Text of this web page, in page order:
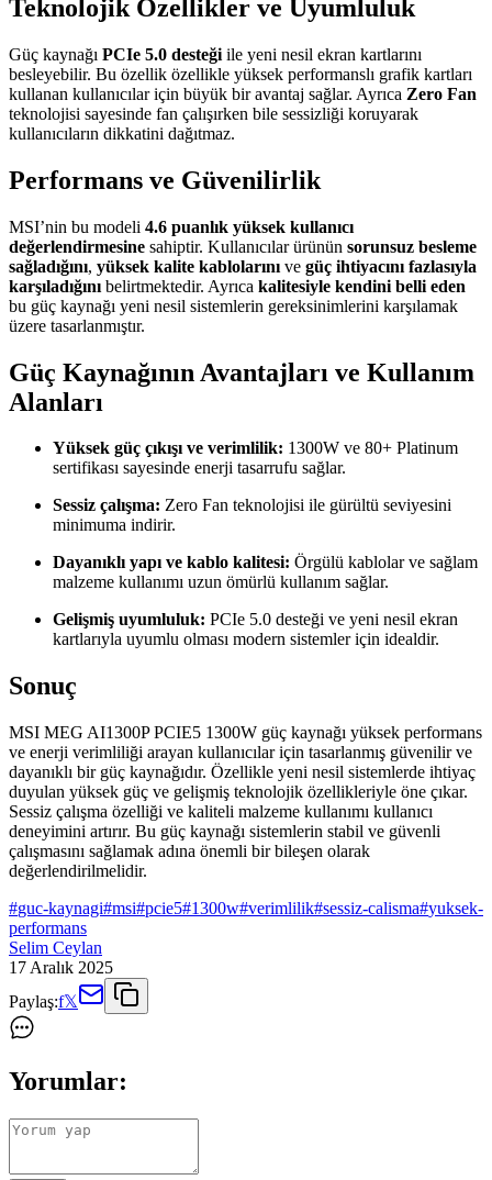
Teknolojik Özellikler ve Uyumluluk
Güç kaynağı PCIe 5.0 desteği ile yeni nesil ekran kartlarını
besleyebilir. Bu özellik özellikle yüksek performanslı grafik kartları
kullanan kullanıcılar için büyük bir avantaj sağlar. Ayrıca Zero Fan
teknolojisi sayesinde fan çalışırken bile sessizliği koruyarak
kullanıcıların dikkatini dağıtmaz.
Performans ve Güvenilirlik
MSI’nin bu modeli 4.6 puanlık yüksek kullanıcı
değerlendirmesine sahiptir. Kullanıcılar ürünün sorunsuz besleme
sağladığını, yüksek kalite kablolarını ve güç ihtiyacını fazlasıyla
karşıladığını belirtmektedir. Ayrıca kalitesiyle kendini belli eden
bu güç kaynağı yeni nesil sistemlerin gereksinimlerini karşılamak
üzere tasarlanmıştır.
Güç Kaynağının Avantajları ve Kullanım
Alanları
Yüksek güç çıkışı ve verimlilik: 1300W ve 80+ Platinum
sertifikası sayesinde enerji tasarrufu sağlar.
Sessiz çalışma: Zero Fan teknolojisi ile gürültü seviyesini
minimuma indirir.
Dayanıklı yapı ve kablo kalitesi: Örgülü kablolar ve sağlam
malzeme kullanımı uzun ömürlü kullanım sağlar.
Gelişmiş uyumluluk: PCIe 5.0 desteği ve yeni nesil ekran
kartlarıyla uyumlu olması modern sistemler için idealdir.
Sonuç
MSI MEG AI1300P PCIE5 1300W güç kaynağı yüksek performans
ve enerji verimliliği arayan kullanıcılar için tasarlanmış güvenilir ve
dayanıklı bir güç kaynağıdır. Özellikle yeni nesil sistemlerde ihtiyaç
duyulan yüksek güç ve gelişmiş teknolojik özellikleriyle öne çıkar.
Sessiz çalışma özelliği ve kaliteli malzeme kullanımı kullanıcı
deneyimini artırır. Bu güç kaynağı sistemlerin stabil ve güvenli
çalışmasını sağlamak adına önemli bir bileşen olarak
değerlendirilmelidir.
#guc-kaynagi#msi#pcie5#1300w#verimlilik#sessiz-calisma#yuksek-
performans
Selim Ceylan
17 Aralık 2025
Paylaş:f𝕏
Yorumlar: